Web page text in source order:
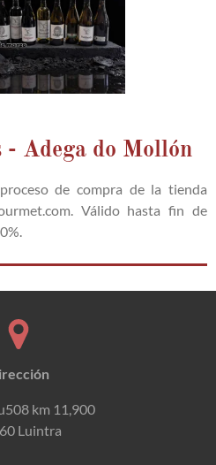
- Adega do Mollón
de compra de la tienda
Válido hasta fin de
km 11,900
Luintra